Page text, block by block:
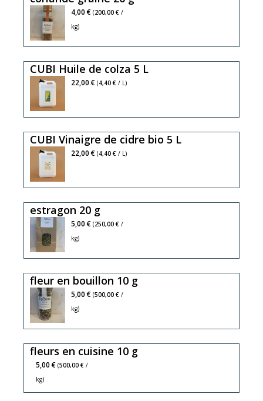
4,00 € (200,00 € /
kg)
CUBI Huile de colza 5 L
22,00 € (4,40 € / L)
CUBI Vinaigre de cidre bio 5 L
22,00 € (4,40 € / L)
estragon 20 g
5,00 € (250,00 € /
kg)
fleur en bouillon 10 g
ciboulette,
des
bleuet,
monarde,
bourrache
5,00 € (500,00 € /
kg)
fleurs en cuisine 10 g
5,00 € (500,00 € /
kg)